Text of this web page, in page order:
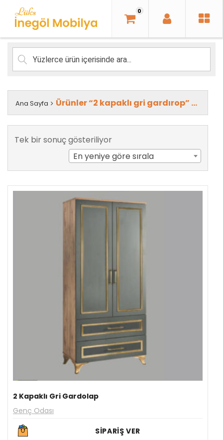
İçeriği
Geç
0
Ana Sayfa Ürünler “2 kapaklı gri gardırop” olarak etiketlendi
Tek bir sonuç gösteriliyor
En yeniye göre sırala
2 Kapaklı Gri Gardolap
Genç Odası
SİPARİŞ VER